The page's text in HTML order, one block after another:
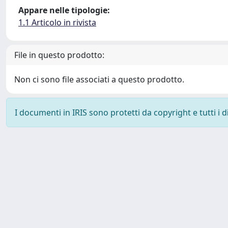
Appare nelle tipologie:
1.1 Articolo in rivista
File in questo prodotto:
Non ci sono file associati a questo prodotto.
I documenti in IRIS sono protetti da copyright e tutti i